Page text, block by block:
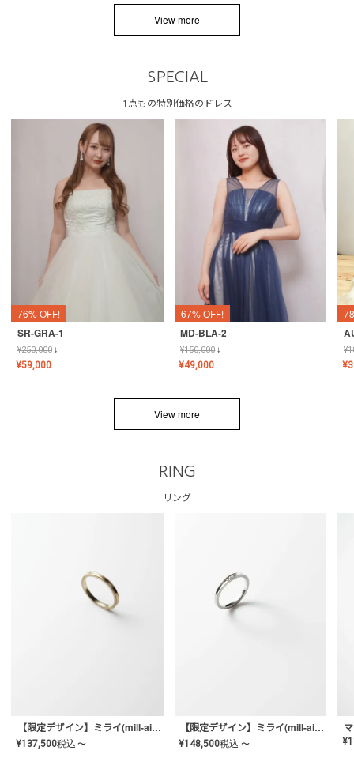
View more
SPECIAL
1点もの特別価格のドレス
76% OFF!
SR-GRA-1
¥250,000↓
¥59,000
67% OFF!
MD-BLA-2
¥150,000↓
¥49,000
¥
¥
View more
RING
リング
【限定デザイン】ミライ(mill-ai)リング
¥137,500税込 〜
【限定デザイン】ミライ(mill-ai)リング
¥148,500税込 〜 ¥